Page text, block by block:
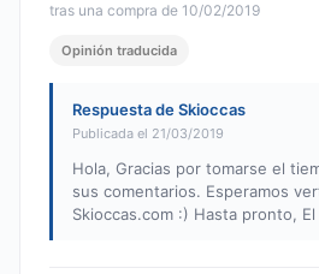
tras una compra de 10/02/2019
Opinión traducida
Respuesta de Skioccas
Publicada el 21/03/2019
Hola, Gracias por tomarse el
sus comentarios. Esperamos
Skioccas.com :) Hasta pronto,